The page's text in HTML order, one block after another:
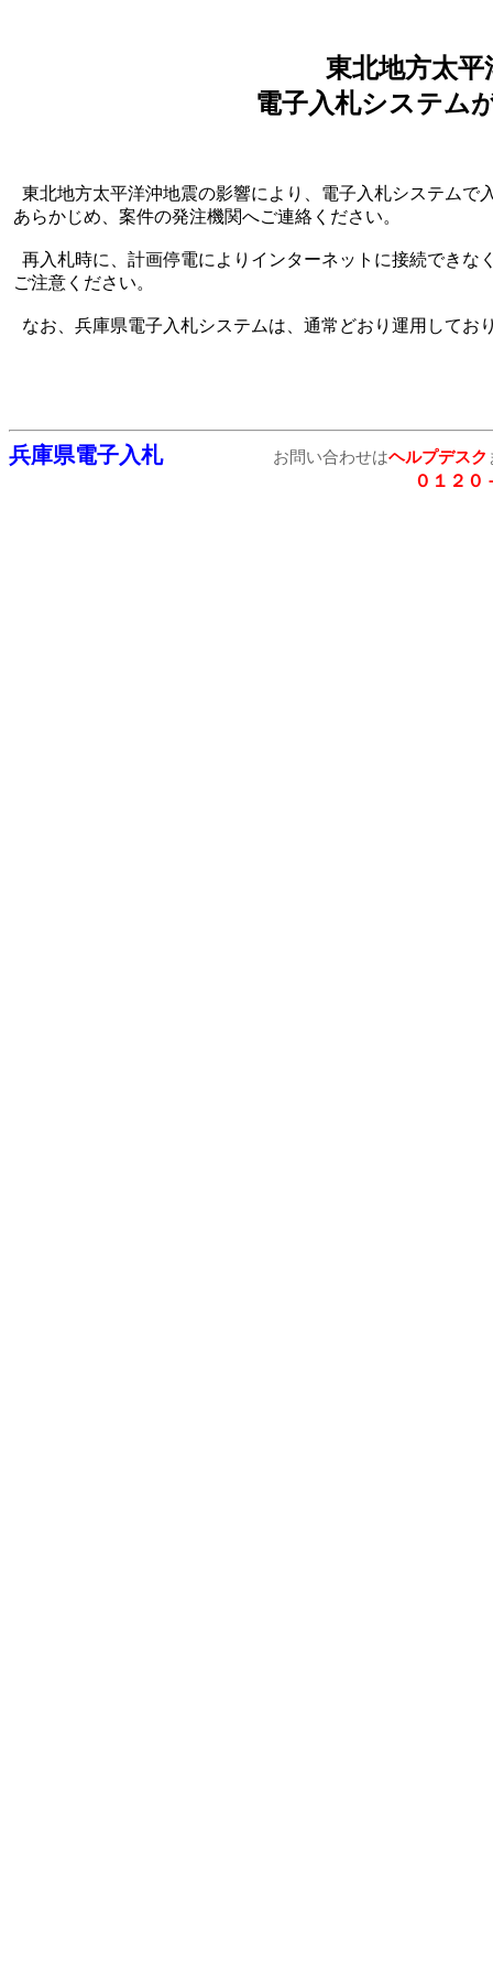
東北地方太
電子入札システム
東北地方太平洋沖地震の影響により、電子入札システムで
あらかじめ、案件の発注機関へご連絡ください。
再入札時に、計画停電によりインターネットに接続できな
ご注意ください。
なお、兵庫県電子入札システムは、通常どおり運用してお
兵庫県電子入札 お問い合わせはヘルプデスク
０１２０－５５７－